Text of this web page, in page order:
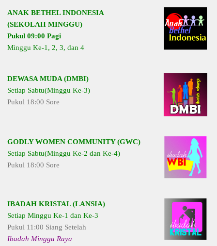
ANAK BETHEL INDONESIA
(SEKOLAH MINGGU)
Pukul 09:00 Pagi
Minggu Ke-1, 2, 3, dan 4
DEWASA MUDA (DMBI)
Setiap Sabtu(Minggu Ke-3)
Pukul 18:00 Sore
GODLY WOMEN COMMUNITY (GWC)
Setiap Sabtu(Minggu Ke-2 dan Ke-4)
Pukul 18:00 Sore
IBADAH KRISTAL (LANSIA)
Setiap Minggu Ke-1 dan Ke-3
Pukul 11:00 Siang Setelah
Ibadah Minggu Raya